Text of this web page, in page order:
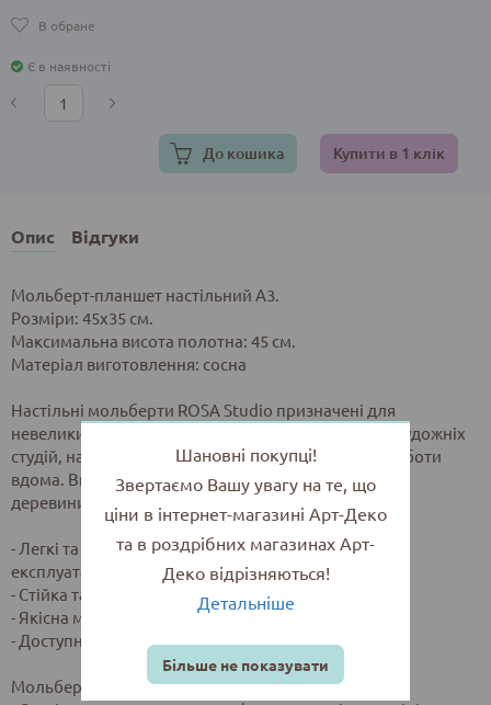
В обране
Є в наявності
До кошика Купити в 1 клік
Опис Відгуки
Мольберт-планшет настільний А3.
Розміри: 45x35 см.
Максимальна висота полотна: 45 см.
Матеріал виготовлення: сосна
Настільні мольберти ROSA Studio призначені для
невеликих форматів робіт. Ідеальне рішення для художніх
студій, навчання, проведення майстер-класів та роботи
вдома. Виготовлені з якісної шліфованої зрощеної
деревини, без шпаклівки, сучків та вибоїн.
- Легкі та компактні (зручні в транспортуванні та
експлуатації), займають мало місця
- Стійка та міцна конструкція
- Якісна металева фурнітура
- Доступна ціна
Мольберт-планшет додатково оснащений:
Шановні покупці!
Звертаємо Вашу увагу на те, що
ціни в інтернет-магазині Арт-Деко
та в роздрібних магазинах Арт-
Деко відрізняються!
Детальніше
Більше не показувати